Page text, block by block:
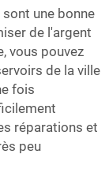
une bonne
de l'argent
vous pouvez
de la ville
fois
réparations et
peu